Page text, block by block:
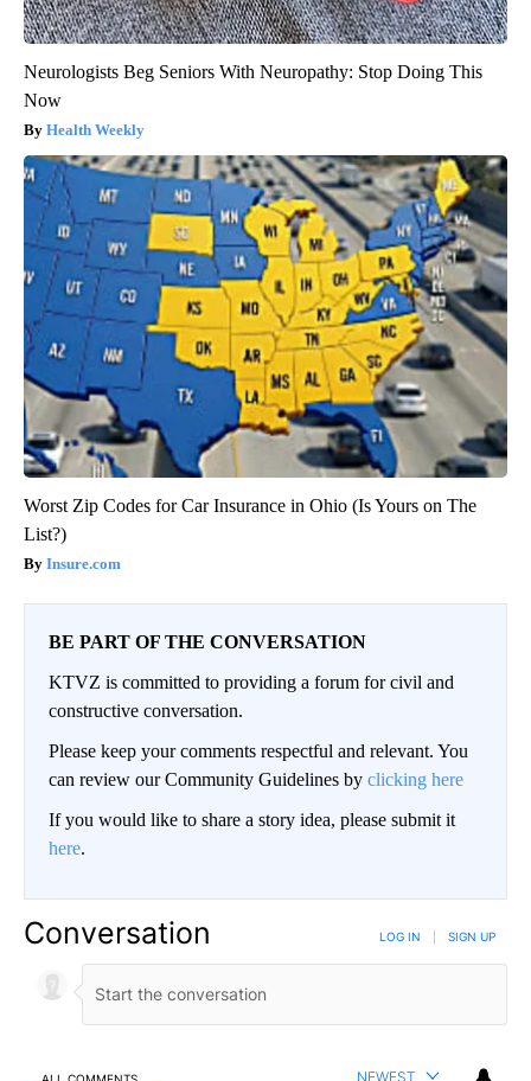
Neurologists Beg Seniors With Neuropathy: Stop Doing This
Now
Health Weekly
Worst Zip Codes for Car Insurance in Ohio (Is Yours on The
List?)
Insure.com
BE PART OF THE CONVERSATION
KTVZ is committed to providing a forum for civil and
constructive conversation.
Please keep your comments respectful and relevant. You
can review our Community Guidelines by clicking here
If you would like to share a story idea, please submit it
here.
Conversation LOG IN SIGN UP
NEWEST